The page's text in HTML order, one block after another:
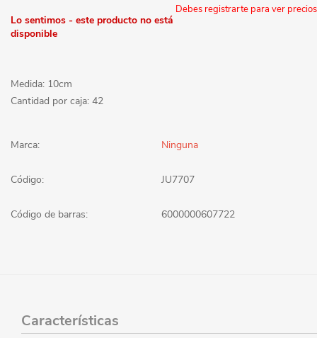
Debes registrarte para ver precios
Lo sentimos - este producto no está
disponible
Medida: 10cm
Cantidad por caja: 42
Marca: Ninguna
Código: JU7707
Código de barras: 6000000607722
Características